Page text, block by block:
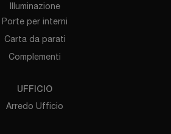
Illuminazione
Porte per interni
Carta da parati
Complementi
UFFICIO
Arredo Ufficio